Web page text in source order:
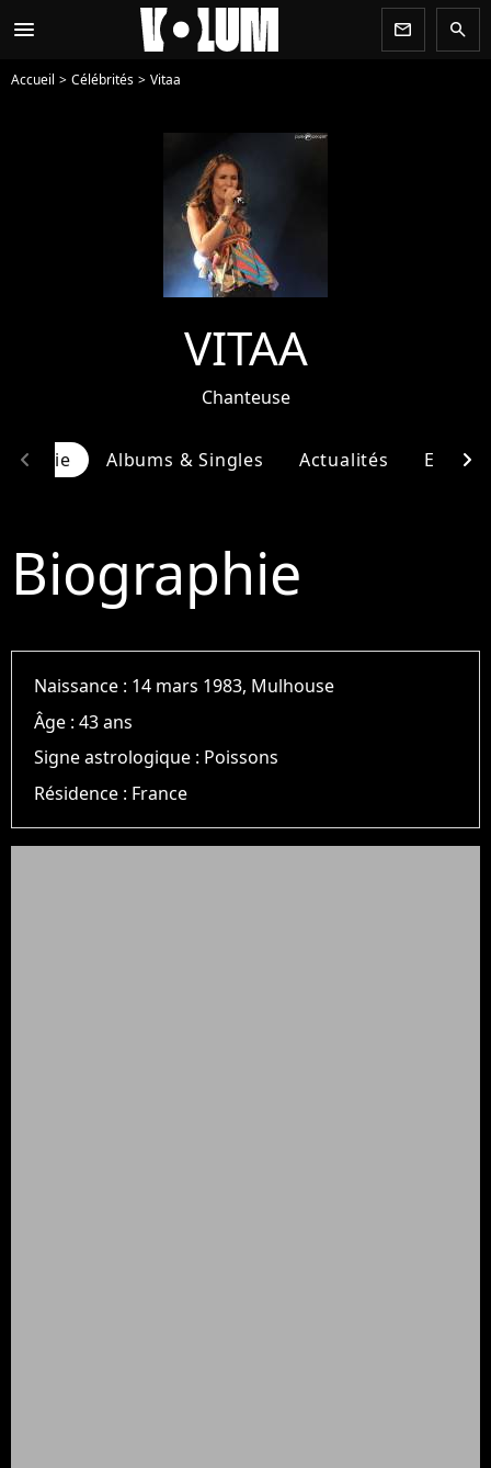
menu newsletter search
Accueil Célébrités Vitaa
VITAA
Chanteuse
Albums & Singles Actualités
chevron_left chevron_right
Biographie
Naissance : 14 mars 1983, Mulhouse
Âge :43 ans
Signe astrologique : Poissons
Résidence : France